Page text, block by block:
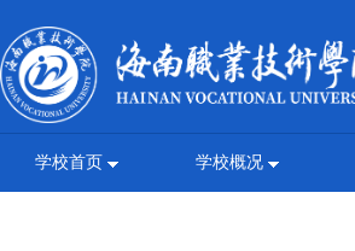
学校首页 学校概况